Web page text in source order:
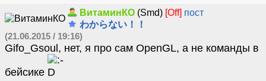
ВитаминКО (Smd) [Off] пост
わからない！！
(21.06.2015 / 19:16)
Gifo_Gsoul, нет, я про сам OpenGL, а не команды в
бейсике